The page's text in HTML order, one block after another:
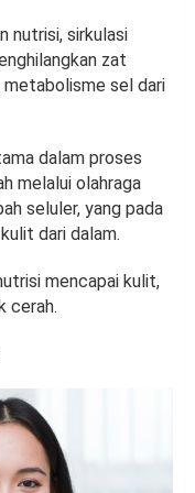
nutrisi, sirkulasi
zat
metabolisme sel dari
dalam proses
melalui olahraga
seluler, yang pada
dari dalam.
mencapai kulit,
cerah.